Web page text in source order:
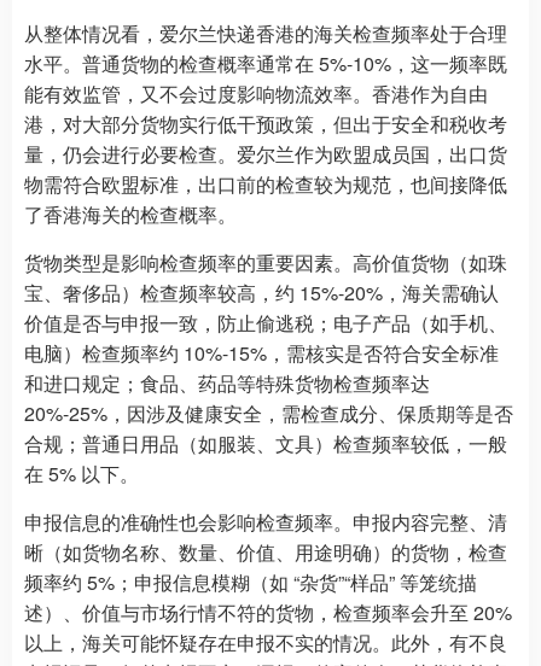
从整体情况看，爱尔兰快递香港的海关检查频率处于合理
水平。普通货物的检查概率通常在 5%-10%，这一频率既
能有效监管，又不会过度影响物流效率。香港作为自由
港，对大部分货物实行低干预政策，但出于安全和税收考
量，仍会进行必要检查。爱尔兰作为欧盟成员国，出口货
物需符合欧盟标准，出口前的检查较为规范，也间接降低
了香港海关的检查概率。
货物类型是影响检查频率的重要因素。高价值货物（如珠
宝、奢侈品）检查频率较高，约 15%-20%，海关需确认
价值是否与申报一致，防止偷逃税；电子产品（如手机、
电脑）检查频率约 10%-15%，需核实是否符合安全标准
和进口规定；食品、药品等特殊货物检查频率达
20%-25%，因涉及健康安全，需检查成分、保质期等是否
合规；普通日用品（如服装、文具）检查频率较低，一般
在 5% 以下。
申报信息的准确性也会影响检查频率。申报内容完整、清
晰（如货物名称、数量、价值、用途明确）的货物，检查
频率约 5%；申报信息模糊（如 “杂货”“样品” 等笼统描
述）、价值与市场行情不符的货物，检查频率会升至 20%
以上，海关可能怀疑存在申报不实的情况。此外，有不良